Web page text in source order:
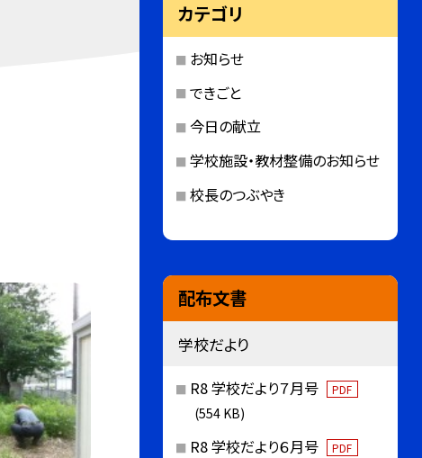
カテゴリ
お知らせ
できごと
今日の献立
学校施設・教材整備のお知らせ
校長のつぶやき
配布文書
学校だより
R8 学校だより７月号 PDF
(554 KB)
R8 学校だより６月号 PDF